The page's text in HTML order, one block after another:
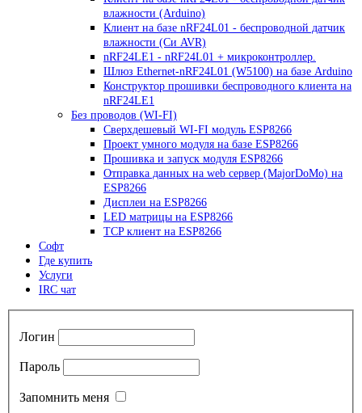
влажности (Arduino)
Клиент на базе nRF24L01 - беспроводной датчик
влажности (Си AVR)
nRF24LE1 - nRF24L01 + микроконтроллер.
Шлюз Ethernet-nRF24L01 (W5100) на базе Arduino
Конструктор прошивки беспроводного клиента на
nRF24LE1
Без проводов (WI-FI)
Сверхдешевый WI-FI модуль ESP8266
Проект умного модуля на базе ESP8266
Прошивка и запуск модуля ESP8266
Отправка данных на web сервер (MajorDoMo) на
ESP8266
Дисплеи на ESP8266
LED матрицы на ESP8266
TCP клиент на ESP8266
Софт
Где купить
Услуги
IRC чат
Логин
Пароль
Запомнить меня